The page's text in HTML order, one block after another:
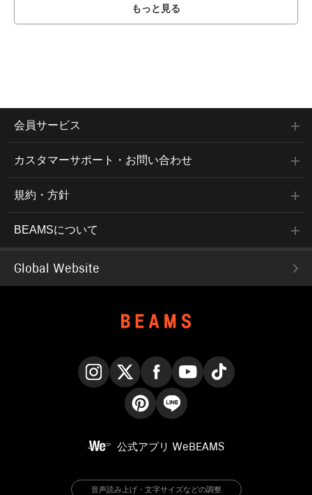
もっと見る
会員サービス
カスタマーサポート・お問い合わせ
規約・方針
BEAMSについて
Global Website
公式アプリ WeBEAMS
音声読み上げ・文字サイズなどの調整